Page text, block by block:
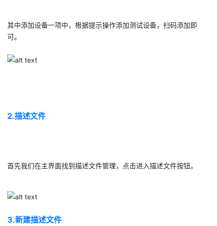
博
的
我
注
开
发
者
的
Programs
我
的
支
其中添加设备一项中，根据提示操作添加测试设备，扫码添加即
可。​
2.描述文件​
首先我们在主界面找到描述文件管理，点击进入描述文件按钮。​
3.新建描述文件